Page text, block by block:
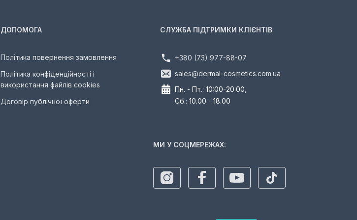
ДОПОМОГА
Політика повернення замовлення
Політика конфіденційності і
використання файлів cookies
Договір публічної оферти
СЛУЖБА ПІДТРИМКИ КЛІЄНТІВ
+380 (73) 977-88-07
sales@dermal-cosmetics.com.ua
Пн. - Пт.: 10:00-20:00,
Сб.: 10.00 - 18.00
МИ У СОЦМЕРЕЖАХ: